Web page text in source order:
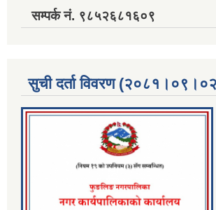
सम्पर्क नं. ९८५२६८१६०९
सुची दर्ता विवरण